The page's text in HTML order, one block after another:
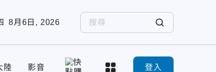
8月6日, 2026
陸 影音 登入